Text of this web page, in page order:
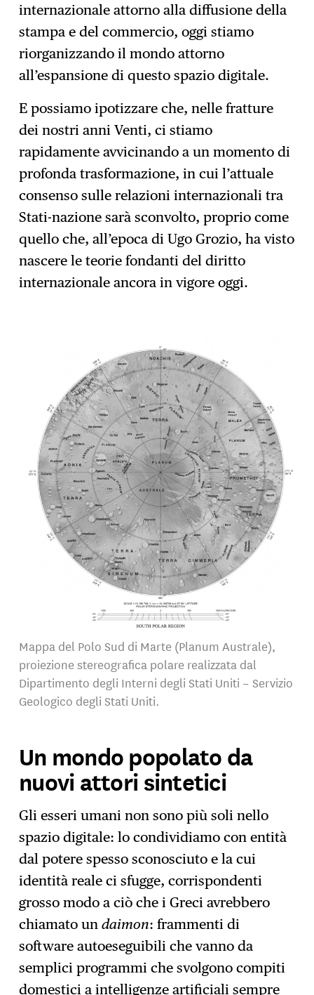
internazionale attorno alla diffusione della
stampa e del commercio, oggi stiamo
riorganizzando il mondo attorno
all’espansione di questo spazio digitale.
E possiamo ipotizzare che, nelle fratture
dei nostri anni Venti, ci stiamo
rapidamente avvicinando a un momento di
profonda trasformazione, in cui l’attuale
consenso sulle relazioni internazionali tra
Stati-nazione sarà sconvolto, proprio come
quello che, all’epoca di Ugo Grozio, ha visto
nascere le teorie fondanti del diritto
internazionale ancora in vigore oggi.
Mappa del Polo Sud di Marte (Planum Australe),
proiezione stereografica polare realizzata dal
Dipartimento degli Interni degli Stati Uniti – Servizio
Geologico degli Stati Uniti.
Un mondo popolato da
nuovi attori sintetici
Gli esseri umani non sono più soli nello
spazio digitale: lo condividiamo con entità
dal potere spesso sconosciuto e la cui
identità reale ci sfugge, corrispondenti
grosso modo a ciò che i Greci avrebbero
chiamato undaimon: frammenti di
software autoeseguibili che vanno da
semplici programmi che svolgono compiti
domestici a intelligenze artificiali sempre